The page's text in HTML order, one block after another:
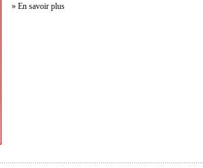
» En savoir plus